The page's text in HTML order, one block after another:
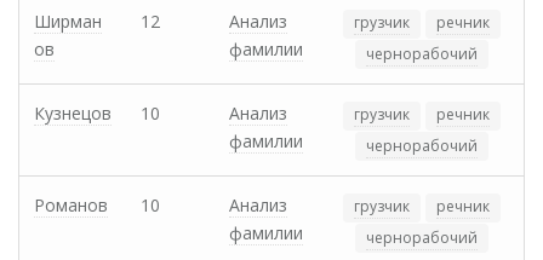
Ширман
ов
12
Анализ
фамилии
грузчик
речник
чернорабочий
Кузнецов 10
Анализ
фамилии
грузчик
речник
чернорабочий
Романов 10
Анализ
фамилии
грузчик
речник
чернорабочий